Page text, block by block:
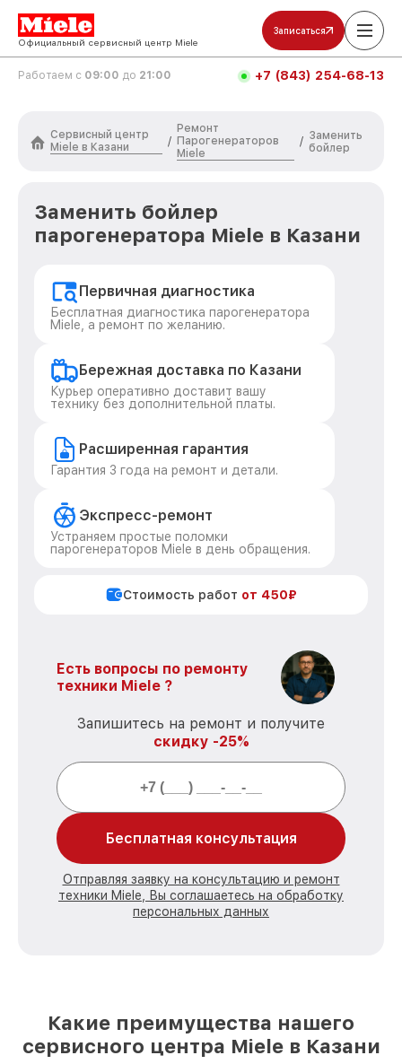
Официальный сервисный центр Miele
Записаться
Работаем с 09:00 до 21:00 +7 (843) 254-68-13
Сервисный центр
Miele в Казани
/
Ремонт
Парогенераторов
Miele
/ Заменить
бойлер
Заменить бойлер
парогенератора Miele в Казани
Первичная диагностика
Бесплатная диагностика парогенератора
Miele, а ремонт по желанию.
Бережная доставка по Казани
Курьер оперативно доставит вашу
технику без дополнительной платы.
Расширенная гарантия
Гарантия 3 года на ремонт и детали.
Экспресс-ремонт
Устраняем простые поломки
парогенераторов Miele в день обращения.
Стоимость работ от 450₽
Есть вопросы по ремонту
техники Miele ?
Запишитесь на ремонт и получите
скидку -25%
Бесплатная консультация
Отправляя заявку на консультацию и ремонт
техники Miele, Вы соглашаетесь на обработку
персональных данных
Какие преимущества нашего
сервисного центра Miele в Казани